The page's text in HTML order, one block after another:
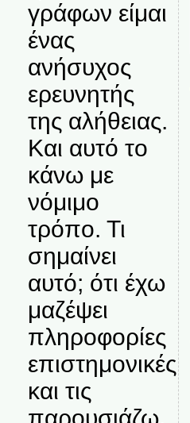
γράφων είμαι
ένας
ανήσυχος
ερευνητής
της αλήθειας.
Και αυτό το
κάνω με
νόμιμο
τρόπο. Τι
σημαίνει
αυτό; ότι έχω
μαζέψει
πληροφορίες
επιστημονικές
και τις